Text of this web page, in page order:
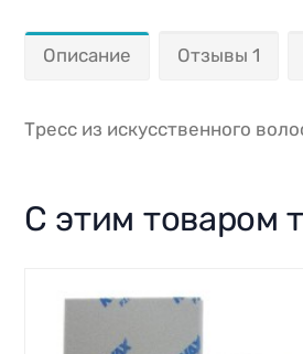
Описание Отзывы 1
Тресс из искусственного
С этим товаром